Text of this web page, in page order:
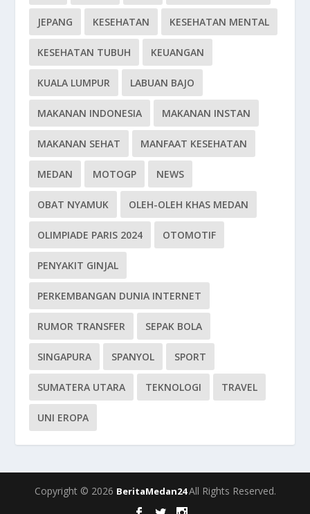
JEPANG KESEHATAN KESEHATAN MENTAL
KESEHATAN TUBUH KEUANGAN
KUALA LUMPUR LABUAN BAJO
MAKANAN INDONESIA MAKANAN INSTAN
MAKANAN SEHAT MANFAAT KESEHATAN
MEDAN MOTOGP NEWS
OBAT NYAMUK OLEH-OLEH KHAS MEDAN
OLIMPIADE PARIS 2024 OTOMOTIF
PENYAKIT GINJAL
PERKEMBANGAN DUNIA INTERNET
RUMOR TRANSFER SEPAK BOLA
SINGAPURA SPANYOL SPORT
SUMATERA UTARA TEKNOLOGI TRAVEL
UNI EROPA
Copyright © 2026 BeritaMedan24All Rights Reserved.